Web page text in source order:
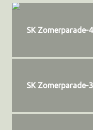
SK Zomerparade-4
SK Zomerparade-3